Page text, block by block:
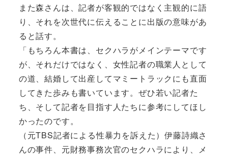
また森さんは、記者が客観的ではなく主観的に語
り、それを次世代に伝えることに出版の意味があ
ると話す。
「もちろん本書は、セクハラがメインテーマです
が、それだけではなく、女性記者の職業人として
の道、結婚して出産してマミートラックにも直面
してきた歩みも書いています。ぜひ若い記者た
ち、そして記者を目指す人たちに参考にしてほし
かったのです。
（元TBS記者による性暴力を訴えた）伊藤詩織さ
んの事件、元財務事務次官のセクハラにより、メ